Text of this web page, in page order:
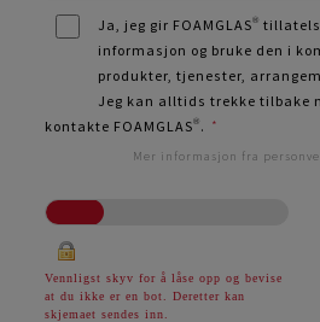
Ja, jeg gir FOAMGLAS®
informasjon og bruke den i
produkter, tjenester,
Jeg kan alltids trekke tilbake
kontakte FOAMGLAS®. *
Mer informasjon fra
Vennligst skyv for å låse opp og bevise
at du ikke er en bot. Deretter kan
skjemaet sendes inn.